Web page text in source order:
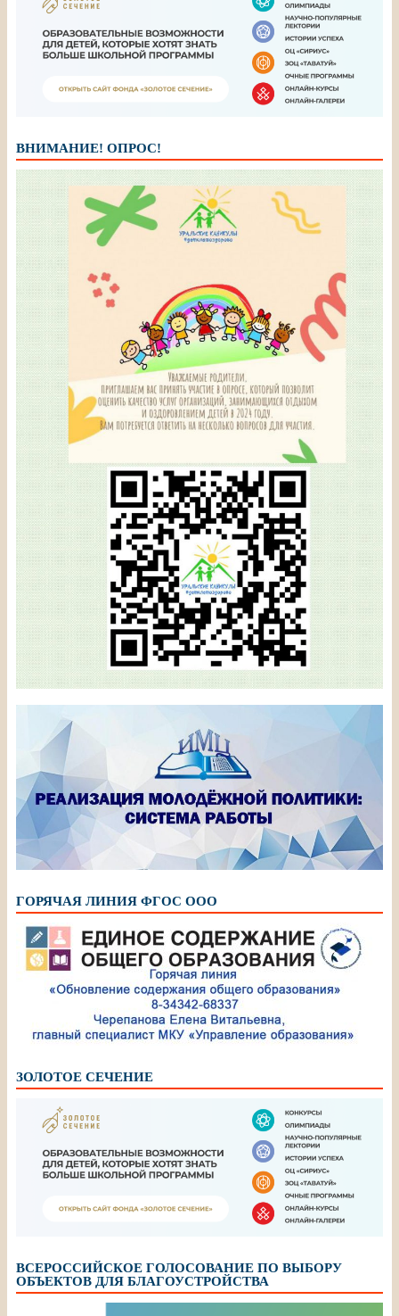
ВНИМАНИЕ! ОПРОС!
ГОРЯЧАЯ ЛИНИЯ ФГОС ООО
ЗОЛОТОЕ СЕЧЕНИЕ
ВСЕРОССИЙСКОЕ ГОЛОСОВАНИЕ ПО ВЫБОРУ
ОБЪЕКТОВ ДЛЯ БЛАГОУСТРОЙСТВА